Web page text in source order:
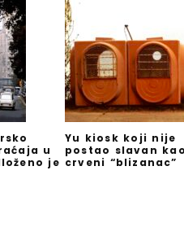
u
je
Yu kiosk koji nije
postao slavan kao
crveni “blizanac”